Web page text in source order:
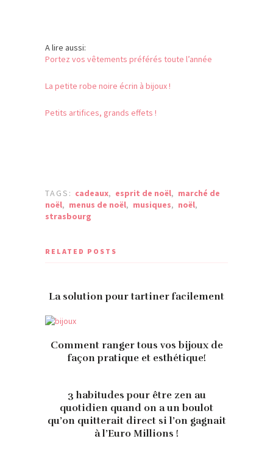
A lire aussi:
Portez vos vêtements préférés toute l’année
La petite robe noire écrin à bijoux !
Petits artifices, grands effets !
TAGS: cadeaux, esprit de noël, marché de
noël, menus de noël, musiques, noël,
strasbourg
RELATED POSTS
La solution pour tartiner facilement
Comment ranger tous vos bijoux de
façon pratique et esthétique!
3 habitudes pour être zen au
quotidien quand on a un boulot
qu’on quitterait direct si l’on gagnait
à l’Euro Millions !